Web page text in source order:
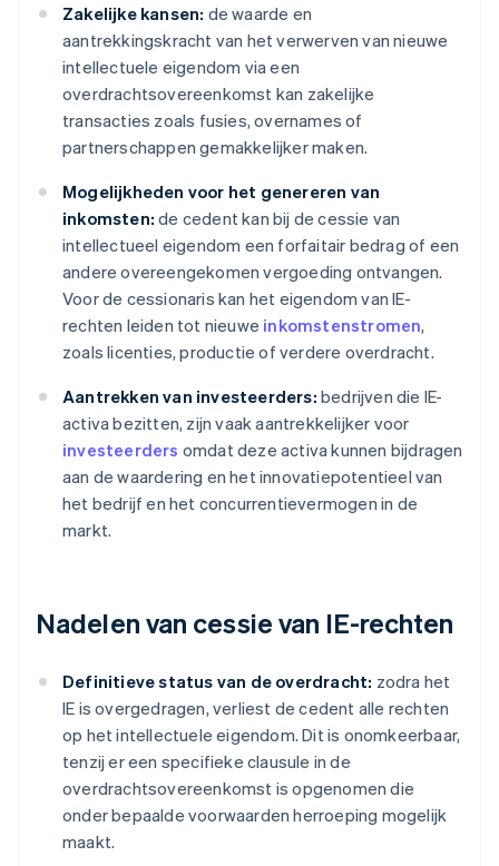
Zakelijke kansen: de waarde en
aantrekkingskracht van het verwerven van nieuwe
intellectuele eigendom via een
overdrachtsovereenkomst kan zakelijke
transacties zoals fusies, overnames of
partnerschappen gemakkelijker maken.
Mogelijkheden voor het genereren van
inkomsten: de cedent kan bij de cessie van
intellectueel eigendom een forfaitair bedrag of een
andere overeengekomen vergoeding ontvangen.
Voor de cessionaris kan het eigendom van IE-
rechten leiden tot nieuwe inkomstenstromen,
zoals licenties, productie of verdere overdracht.
Aantrekken van investeerders: bedrijven die IE-
activa bezitten, zijn vaak aantrekkelijker voor
investeerders omdat deze activa kunnen bijdragen
aan de waardering en het innovatiepotentieel van
het bedrijf en het concurrentievermogen in de
markt.
Nadelen van cessie van IE-rechten
Definitieve status van de overdracht: zodra het
IE is overgedragen, verliest de cedent alle rechten
op het intellectuele eigendom. Dit is onomkeerbaar,
tenzij er een specifieke clausule in de
overdrachtsovereenkomst is opgenomen die
onder bepaalde voorwaarden herroeping mogelijk
maakt.